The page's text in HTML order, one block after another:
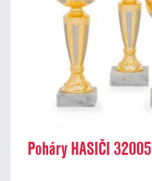
Poháry HASIČI 32005